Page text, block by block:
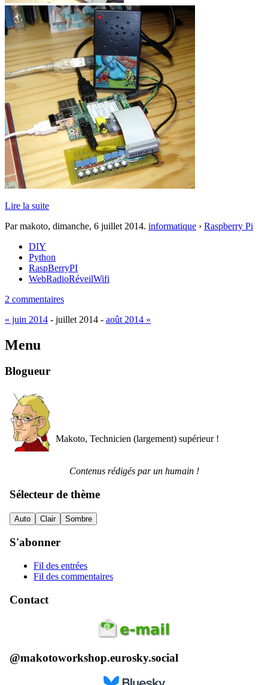
Lire la suite
Par makoto, dimanche, 6 juillet 2014. informatique › Raspberry Pi
DIY
Python
RaspBerryPI
WebRadioRéveilWifi
2 commentaires
« juin 2014 - juillet 2014 - août 2014 »
Menu
Blogueur
Makoto, Technicien (largement) supérieur !
Contenus rédigés par un humain !
Sélecteur de thème
Auto Clair Sombre
S'abonner
Fil des entrées
Fil des commentaires
Contact
@makotoworkshop.eurosky.social